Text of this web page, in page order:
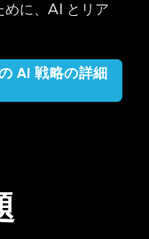
めに、AI とリア
AI 戦略の詳細